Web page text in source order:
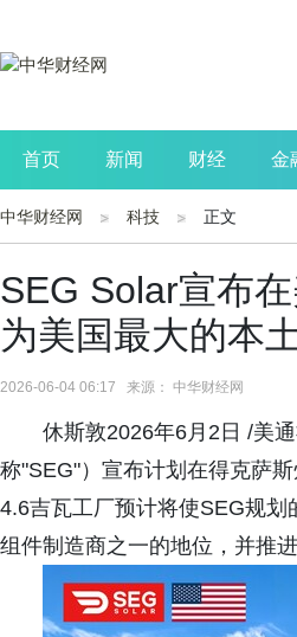
首页 新闻 财经 金
公司 生活 读书
中华财经网 科技 正文
SEG Solar宣布
为美国最大的本
2026-06-04 06:17 来源： 中华财经网
休斯敦2026年6月2日 /美
称"SEG"）宣布计划在得克萨
4.6吉瓦工厂预计将使SEG规
组件制造商之一的地位，并推